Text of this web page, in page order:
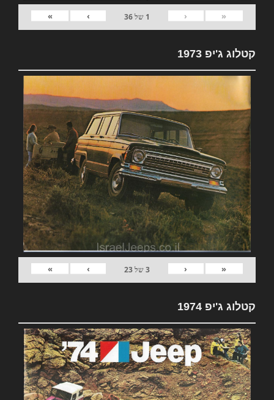
«
‹
1 של36
›
»
קטלוג ג'יפ 1973
«
‹
3של23
›
»
קטלוג ג'יפ 1974